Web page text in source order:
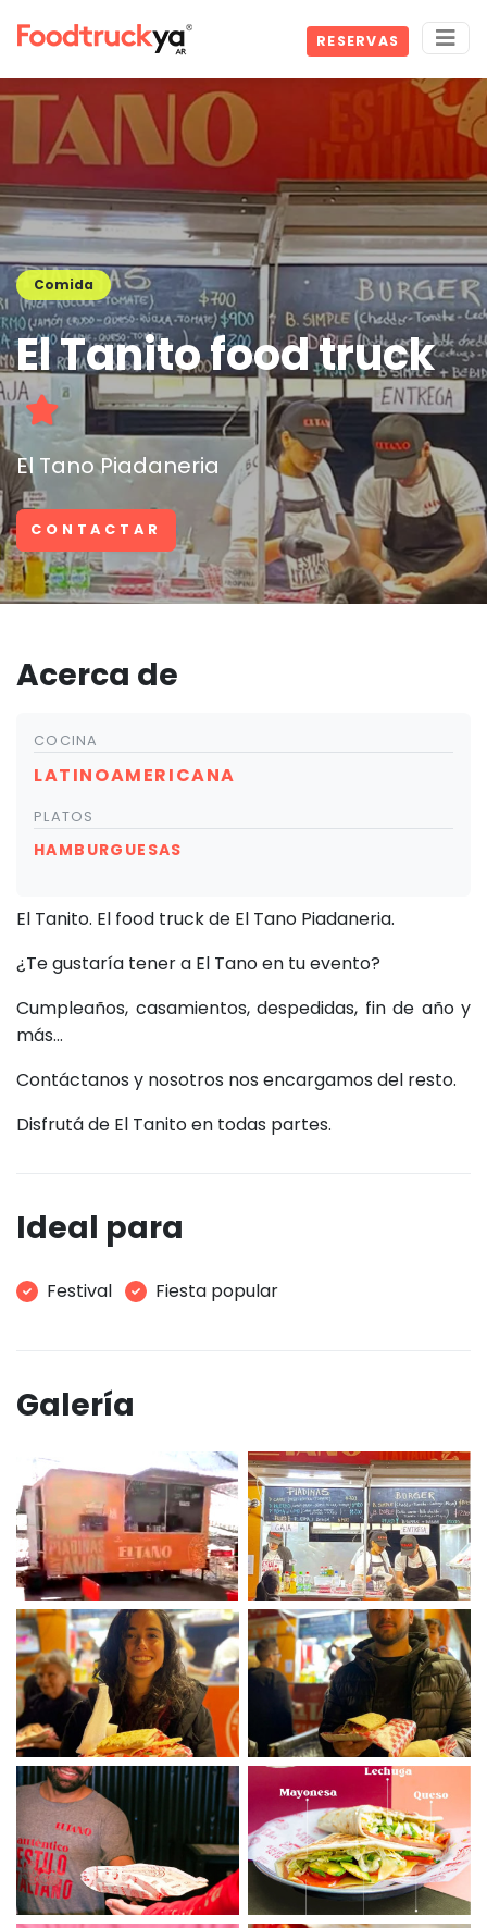
RESERVAS
Comida
El Tanito food truck
El Tano Piadaneria
CONTACTAR
Acerca de
COCINA
LATINOAMERICANA
PLATOS
HAMBURGUESAS
El Tanito. El food truck de El Tano Piadaneria.
¿Te gustaría tener a El Tano en tu evento?
Cumpleaños, casamientos, despedidas, fin de año y
más…
Contáctanos y nosotros nos encargamos del resto.
Disfrutá de El Tanito en todas partes.
Ideal para
Festival Fiesta popular
Galería